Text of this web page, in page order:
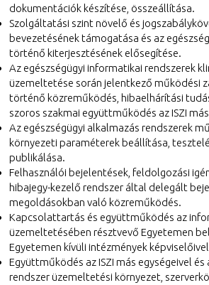
dokumentációk készítése, összeállítása.
Szolgáltatási szint növelő és
bevezetésének támogatása és az
történő kiterjesztésének elősegítése.
Az egészségügyi informatikai rendszerek
üzemeltetése során jelentkező működési
történő közreműködés, hibaelhárítási
szoros szakmai együttműködés az ISZI
Az egészségügyi alkalmazás rendszerek
környezeti paraméterek beállítása,
publikálása.
Felhasználói bejelentések, feldolgozási
hibajegy-kezelő rendszer által delegált
megoldásokban való közreműködés.
Kapcsolattartás és együttműködés az
üzemeltetésében résztvevő Egyetemen
Egyetemen kívüli intézmények
Együttműködés az ISZI más egységeivel
rendszer üzemeltetési környezet,